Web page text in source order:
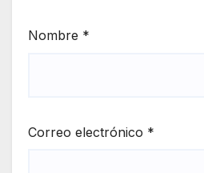
Nombre *
Correo electrónico *